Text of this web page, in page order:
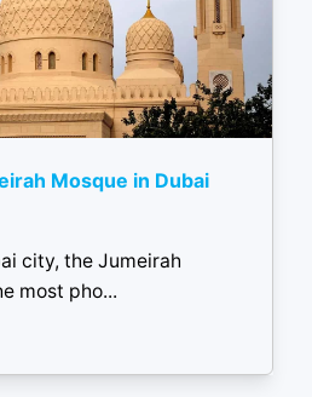
Mosque in Dubai
city, the Jumeirah
most pho...